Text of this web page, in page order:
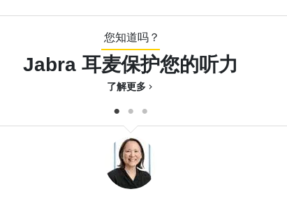
您知道吗？
Jabra 耳麦保护您的听力
chevron_right
了解更多